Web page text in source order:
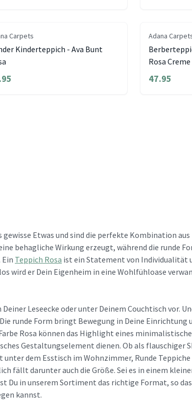
Carpets
Kinderteppich - Ava Bunt
Adana
Rosa Creme
47.95
gewisse Etwas und sind die perfekte Kombination
behagliche Wirkung erzeugt, während die runde
Teppich Rosa ist ein Statement von Individualität
wird er Dein Eigenheim in eine Wohlfühloase
Leseecke oder unter Deinem Couchtisch vor.
runde Form bringt Bewegung in Deine
Rosa können das Highlight eines
Gestaltungselement dienen. Ob als flauschiger
dem Esstisch im Wohnzimmer, Runde Teppiche
fällt darunter auch die Größe. Sei es in einem
Du in unserem Sortiment das richtige Format, so
kannst.